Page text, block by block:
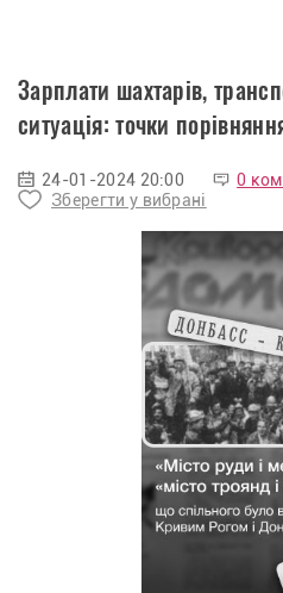
Зарплати шахтарів,
ситуація: точки
24-01-2024 20:00
0
Зберегти у вибрані